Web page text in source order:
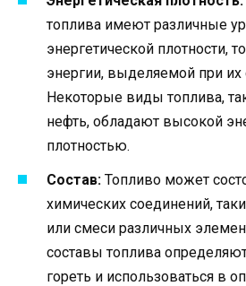
топлива имеют различные
энергетической плотности,
энергии, выделяемой при их
Некоторые виды топлива,
нефть, обладают высокой
плотностью.
Состав: Топливо может
химических соединений,
или смеси различных
составы топлива
гореть и использоваться в